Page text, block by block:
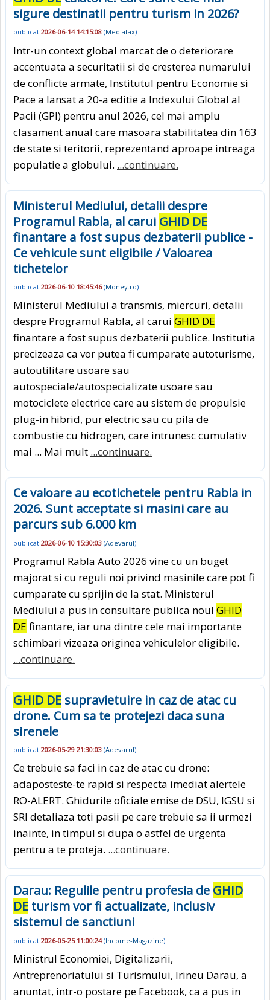
sigure destinatii pentru turism in 2026?
publicat 2026-06-14 14:15:08 (Mediafax)
Intr-un context global marcat de o deteriorare
accentuata a securitatii si de cresterea numarului
de conflicte armate, Institutul pentru Economie si
Pace a lansat a 20-a editie a Indexului Global al
Pacii (GPI) pentru anul 2026, cel mai amplu
clasament anual care masoara stabilitatea din 163
de state si teritorii, reprezentand aproape intreaga
populatie a globului. ...continuare.
Ministerul Mediului, detalii despre
Programul Rabla, al carui GHID DE
finantare a fost supus dezbaterii publice -
Ce vehicule sunt eligibile / Valoarea
tichetelor
publicat 2026-06-10 18:45:46(Money.ro)
Ministerul Mediului a transmis, miercuri, detalii
despre Programul Rabla, al carui GHID DE
finantare a fost supus dezbaterii publice. Institutia
precizeaza ca vor putea fi cumparate autoturisme,
autoutilitare usoare sau
autospeciale/autospecializate usoare sau
motociclete electrice care au sistem de propulsie
plug-in hibrid, pur electric sau cu pila de
combustie cu hidrogen, care intrunesc cumulativ
mai ... Mai mult ...continuare.
Ce valoare au ecotichetele pentru Rabla in
2026. Sunt acceptate si masini care au
parcurs sub 6.000 km
publicat 2026-06-10 15:30:03 (Adevarul)
Programul Rabla Auto 2026 vine cu un buget
majorat si cu reguli noi privind masinile care pot fi
cumparate cu sprijin de la stat. Ministerul
Mediului a pus in consultare publica noul GHID
DE finantare, iar una dintre cele mai importante
schimbari vizeaza originea vehiculelor eligibile.
...continuare.
GHID DE supravietuire in caz de atac cu
drone. Cum sa te protejezi daca suna
sirenele
publicat 2026-05-29 21:30:03 (Adevarul)
Ce trebuie sa faci in caz de atac cu drone:
adaposteste-te rapid si respecta imediat alertele
RO-ALERT. Ghidurile oficiale emise de DSU, IGSU si
SRI detaliaza toti pasii pe care trebuie sa ii urmezi
inainte, in timpul si dupa o astfel de urgenta
pentru a te proteja. ...continuare.
Darau: Regulile pentru profesia de GHID
DE turism vor fi actualizate, inclusiv
sistemul de sanctiuni
publicat 2026-05-25 11:00:24(Income-Magazine)
Ministrul Economiei, Digitalizarii,
Antreprenoriatului si Turismului, Irineu Darau, a
anuntat, intr-o postare pe Facebook, ca a pus in